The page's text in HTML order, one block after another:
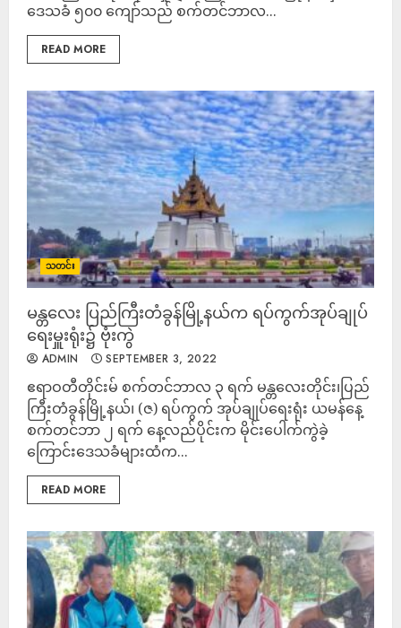
ဒေသခံ ၅၀၀ ကျော်သည် စက်တင်ဘာလ...
READ MORE
သတင်း
မန္တလေး ပြည်ကြီးတံခွန်မြို့နယ်က ရပ်ကွက်အုပ်ချုပ်
ရေးမှူးရုံး၌ ဗုံးကွဲ
ADMIN SEPTEMBER 3, 2022
ဧရာဝတီတိုင်းမ် စက်တင်ဘာလ ၃ ရက် မန္တလေးတိုင်း​၊ပြည်
ကြီးတံခွန်မြို့နယ်၊ (ဇ) ရပ်ကွက် အုပ်ချုပ်ရေးရုံး ယမန်နေ့
စက်တင်ဘာ ၂ ရက် နေ့လည်ပိုင်းက မိုင်းပေါက်ကွဲခဲ့
ကြောင်းဒေသခံများထံက...
READ MORE